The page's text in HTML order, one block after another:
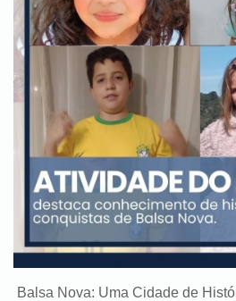
Balsa Nova: Uma Cidade de